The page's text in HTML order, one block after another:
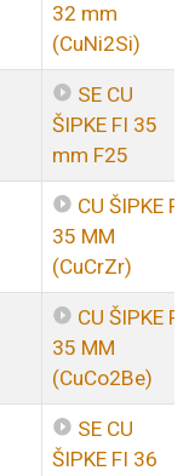
32 mm
(CuNi2Si)
SE CU
ŠIPKE FI 35
mm F25
CU ŠIPKE FI
35 MM
(CuCrZr)
CU ŠIPKE FI
35 MM
(CuCo2Be)
SE CU
ŠIPKE FI 36